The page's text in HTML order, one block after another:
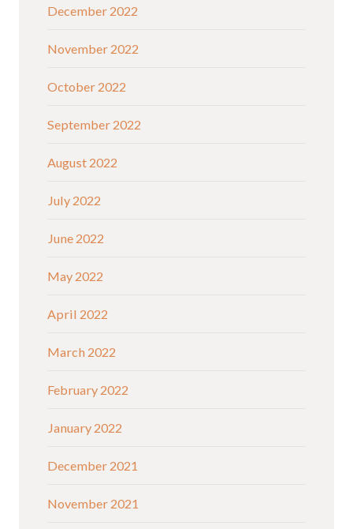
December 2022
November 2022
October 2022
September 2022
August 2022
July 2022
June 2022
May 2022
April 2022
March 2022
February 2022
January 2022
December 2021
November 2021